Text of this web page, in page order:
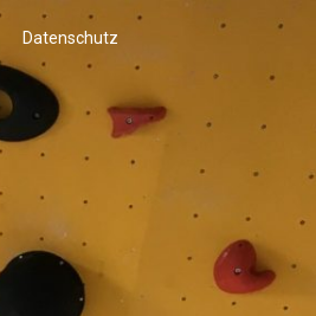
Datenschutz